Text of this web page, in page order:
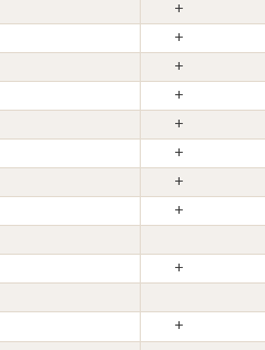
+
+
+
+
+
+
+
+
+
+